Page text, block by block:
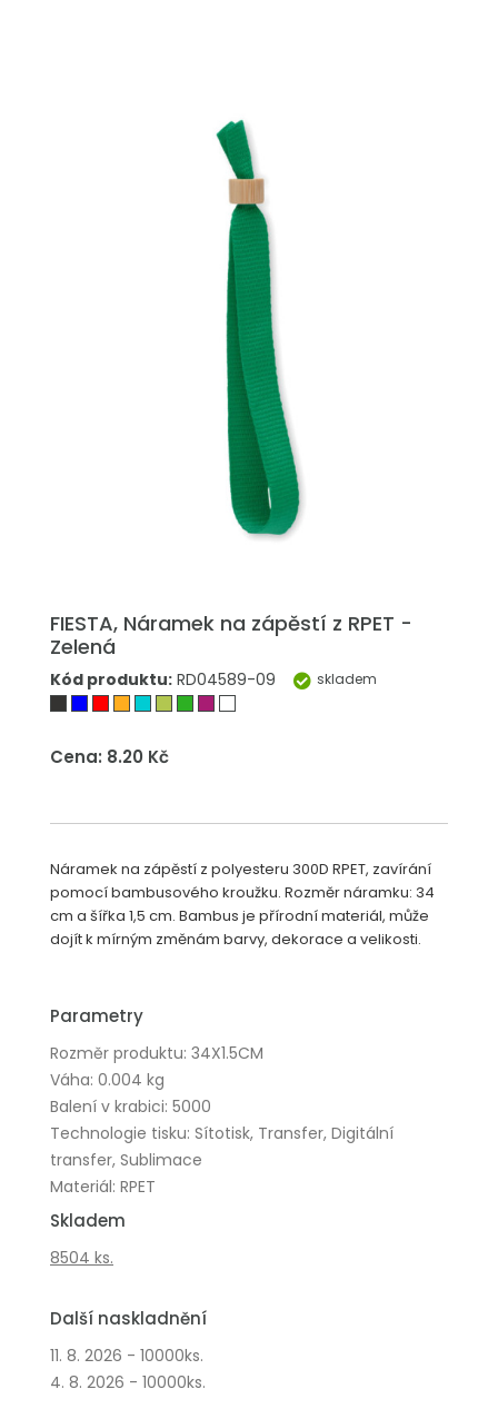
FIESTA, Náramek na zápěstí z RPET -
Zelená
Kód produktu: RD04589-09 skladem
Cena: 8.20 Kč
Náramek na zápěstí z polyesteru 300D RPET, zavírání
pomocí bambusového kroužku. Rozměr náramku: 34
cm a šířka 1,5 cm. Bambus je přírodní materiál, může
dojít k mírným změnám barvy, dekorace a velikosti.
Parametry
Rozměr produktu: 34X1.5CM
Váha: 0.004 kg
Balení v krabici: 5000
Technologie tisku: Sítotisk, Transfer, Digitální
transfer, Sublimace
Materiál: RPET
Skladem
8504 ks.
Další naskladnění
11. 8. 2026 - 10000ks.
4. 8. 2026 - 10000ks.